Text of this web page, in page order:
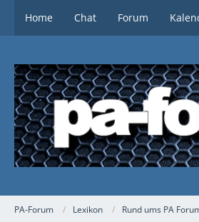
Home Chat Forum
PA-Forum Lexikon Rund ums PA